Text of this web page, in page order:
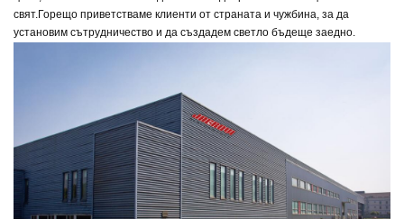
свят. Горещо приветстваме клиенти от страната и чужбина, за да
установим сътрудничество и да създадем светло бъдеще заедно.